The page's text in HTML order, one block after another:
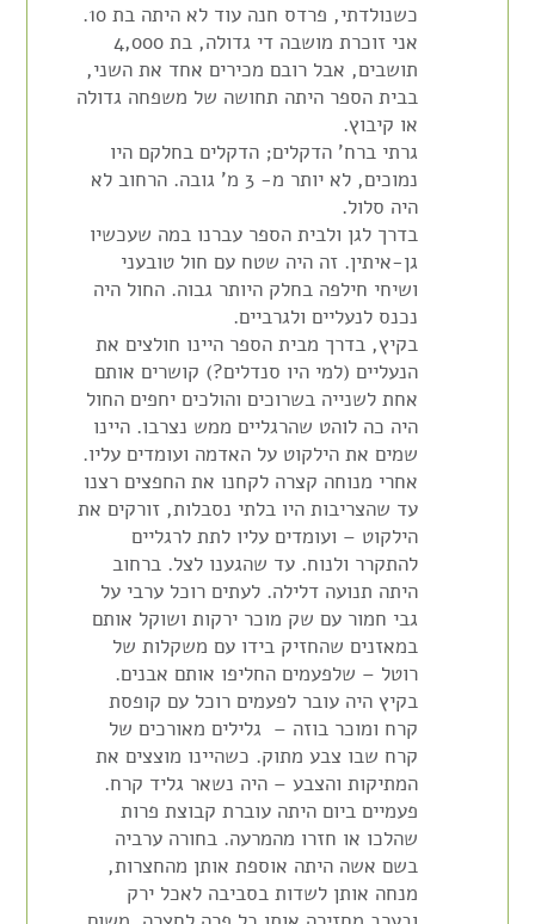
כשנולדתי, פרדס חנה עוד לא היתה בת 10.
אני זוכרת מושבה די גדולה, בת 4,000
תושבים, אבל רובם מכירים אחד את השני,
בבית הספר היתה תחושה של משפחה גדולה
או קיבוץ.
גרתי ברח' הדקלים; הדקלים בחלקם היו
נמוכים, לא יותר מ- 3 מ' גובה. הרחוב לא
היה סלול.
בדרך לגן ולבית הספר עברנו במה שעכשיו
גן-איתין. זה היה שטח עם חול טובעני
ושיחי חילפה בחלק היותר גבוה. החול היה
נכנס לנעליים ולגרביים.
בקיץ, בדרך מבית הספר היינו חולצים את
הנעליים (למי היו סנדלים?) קושרים אותם
אחת לשנייה בשרוכים והולכים יחפים החול
היה כה לוהט שהרגליים ממש נצרבו. היינו
שמים את הילקוט על האדמה ועומדים עליו.
אחרי מנוחה קצרה לקחנו את החפצים רצנו
עד שהצריבות היו בלתי נסבלות, זורקים את
הילקוט – ועומדים עליו לתת לרגליים
להתקרר ולנוח. עד שהגענו לצל. ברחוב
היתה תנועה דלילה. לעתים רוכל ערבי על
גבי חמור עם שק מוכר ירקות ושוקל אותם
במאזנים שהחזיק בידו עם משקלות של
רוטל – שלפעמים החליפו אותם אבנים.
בקיץ היה עובר לפעמים רוכל עם קופסת
קרח ומוכר בוזה – גלילים מאורכים של
קרח שבו צבע מתוק. כשהיינו מוצצים את
המתיקות והצבע – היה נשאר גליד קרח.
פעמיים ביום היתה עוברת קבוצת פרות
שהלכו או חזרו מהמרעה. בחורה ערביה
בשם אשה היתה אוספת אותן מהחצרות,
מנחה אותן לשדות בסביבה לאכל ירק